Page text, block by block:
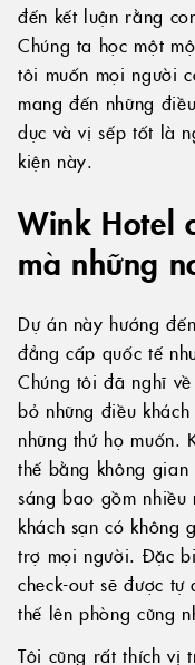
đến kết luận rằng
Chúng ta học một
tôi muốn mọi người
mang đến những
dục và vị sếp tốt là
kiện này.
Wink Hotel
mà những
Dự án này hướng
đẳng cấp quốc tế
Chúng tôi đã nghĩ
bỏ những điều
những thứ họ muốn.
thế bằng không
sáng bao gồm
khách sạn có không
trợ mọi người. Đặc
check-out sẽ được
thế lên phòng cũng
Tôi cũng rất thích vị